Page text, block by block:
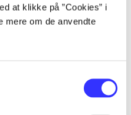
at klikke på ”Cookies” i
mere om de anvendte
på udgivelser